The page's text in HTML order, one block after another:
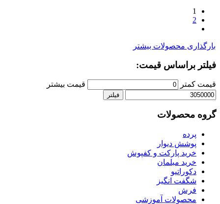
1
2
بارگذاری محصولات بیشتر
فیلتر براساس قیمت:
قیمت کمتر قیمت بیشتر
فیلتر
گروه محصولات
پرده
پوشش دیوار
خرید پارکت و کفپوش
خرید مبلمان
دکوراتیو
شگفت انگیز
فرش
محصولات آموزشی